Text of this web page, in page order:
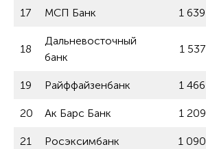
17 МСП Банк 1 639
18
Дальневосточный
банк
1 537
19 Райффайзенбанк 1 466
20 Ак Барс Банк 1 209
21 Росэксимбанк 1 090